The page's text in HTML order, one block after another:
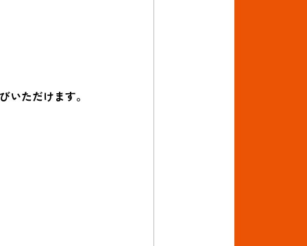
いただけます。